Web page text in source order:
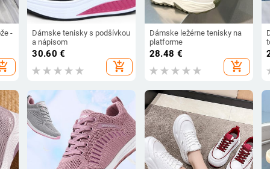
-
Dámske tenisky s podšívkou
a nápisom
30.60 €
add_shopping_cart
Dámske ležérne tenisky na
platforme
28.48 €
add_shopping_cart